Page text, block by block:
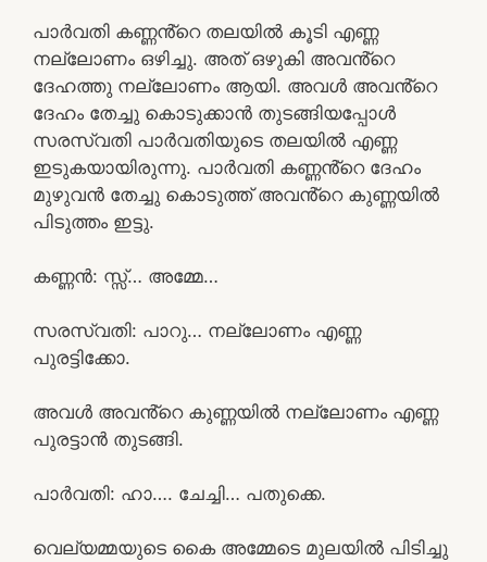
പാർവതി കണ്ണൻ്റെ തലയിൽ കൂടി എണ്ണ
നല്ലോണം ഒഴിച്ചു. അത് ഒഴുകി അവൻ്റെ
ദേഹത്തു നല്ലോണം ആയി. അവൾ അവൻ്റെ
ദേഹം തേച്ചു കൊടുക്കാൻ തുടങ്ങിയപ്പോൾ
സരസ്വതി പാർവതിയുടെ തലയിൽ എണ്ണ
ഇടുകയായിരുന്നു. പാർവതി കണ്ണൻ്റെ ദേഹം
മുഴുവൻ തേച്ചു കൊടുത്ത് അവൻ്റെ കുണ്ണയിൽ
പിടുത്തം ഇട്ടു.
കണ്ണൻ: സ്സ്‌… അമ്മേ…
സരസ്വതി: പാറു… നല്ലോണം എണ്ണ
പുരട്ടിക്കോ.
അവൾ അവൻ്റെ കുണ്ണയിൽ നല്ലോണം എണ്ണ
പുരട്ടാൻ തുടങ്ങി.
പാർവതി: ഹാ…. ചേച്ചി… പതുക്കെ.
വെല്യമ്മയുടെ കൈ അമ്മേടെ മുലയിൽ പിടിച്ചു